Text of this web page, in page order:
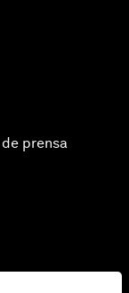
prensa